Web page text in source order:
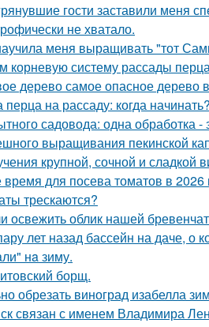
гости заставили меня
не хватало.
меня выращивать "тот
корневую систему рассады
дерево самое опасное дерево
на рассаду: когда начинать?
садовода: одна обработка -
выращивания пекинской
крупной, сочной и сладкой
для посева томатов в 2026
трескаются?
освежить облик нашей
лет назад бассейн на даче, о
нa зиму.
борщ.
обрезать виноград изабелла
связан с именем Владимира